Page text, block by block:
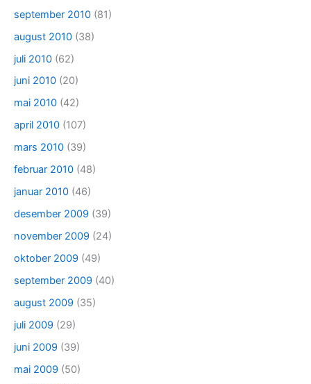
september 2010 (81)
august 2010 (38)
juli 2010 (62)
juni 2010 (20)
mai 2010 (42)
april 2010 (107)
mars 2010 (39)
februar 2010 (48)
januar 2010 (46)
desember 2009 (39)
november 2009 (24)
oktober 2009 (49)
september 2009 (40)
august 2009 (35)
juli 2009 (29)
juni 2009 (39)
mai 2009 (50)